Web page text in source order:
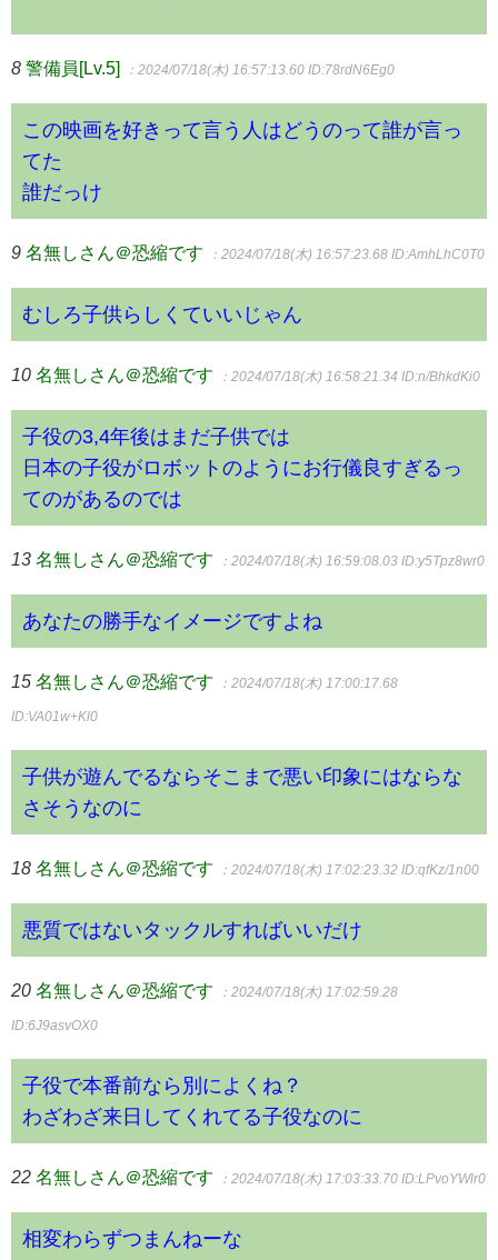
8 警備員[Lv.5] ：2024/07/18(木) 16:57:13.60 ID:78rdN6Eg0
この映画を好きって言う人はどうのって誰が言っ
てた
誰だっけ
9 名無しさん＠恐縮です ：2024/07/18(木) 16:57:23.68 ID:AmhLhC0T0
むしろ子供らしくていいじゃん
10 名無しさん＠恐縮です ：2024/07/18(木) 16:58:21.34 ID:n/BhkdKi0
子役の3,4年後はまだ子供では
日本の子役がロボットのようにお行儀良すぎるっ
てのがあるのでは
13 名無しさん＠恐縮です ：2024/07/18(木) 16:59:08.03 ID:y5Tpz8wr0
あなたの勝手なイメージですよね
15 名無しさん＠恐縮です ：2024/07/18(木) 17:00:17.68
ID:VA01w+Kl0
子供が遊んでるならそこまで悪い印象にはならな
さそうなのに
18 名無しさん＠恐縮です ：2024/07/18(木) 17:02:23.32 ID:qfKz/1n00
悪質ではないタックルすればいいだけ
20 名無しさん＠恐縮です ：2024/07/18(木) 17:02:59.28
ID:6J9asvOX0
子役で本番前なら別によくね？
わざわざ来日してくれてる子役なのに
22 名無しさん＠恐縮です ：2024/07/18(木) 17:03:33.70 ID:LPvoYWlr0
相変わらずつまんねーな